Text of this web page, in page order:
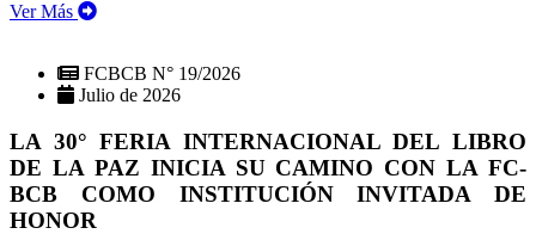
Ver Más
FCBCB N° 19/2026
Julio de 2026
LA 30° FERIA INTERNACIONAL DEL LIBRO
DE LA PAZ INICIA SU CAMINO CON LA FC-
BCB COMO INSTITUCIÓN INVITADA DE
HONOR